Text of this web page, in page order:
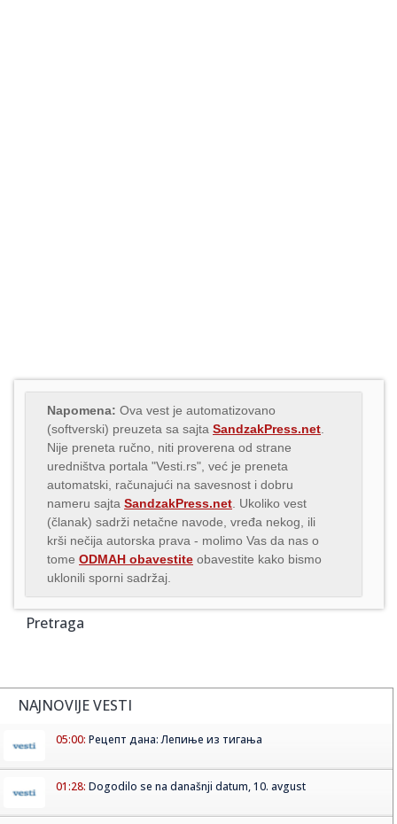
Napomena: Ova vest je automatizovano
(softverski) preuzeta sa sajta SandzakPress.net
Nije preneta ručno, niti proverena od strane
uredništva portala "Vesti.rs", već je preneta
automatski, računajući na savesnost i dobru
nameru sajta SandzakPress.net . Ukoliko vest
(članak) sadrži netačne navode, vređa nekog, ili
krši nečija autorska prava - molimo Vas da nas o
tome ODMAH obavestite obavestite kako bismo
uklonili sporni sadržaj.
Pretraga
NAJNOVIJE VESTI
05:00: Рецепт дана: Лепиње из тигања
01:28: Dogodilo se na današnji datum, 10. avgust